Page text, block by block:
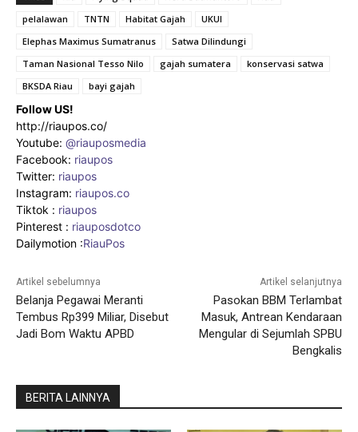
pelalawan
TNTN Habitat Gajah
UKUI
Elephas Maximus Sumatranus
Satwa Dilindungi
Taman Nasional Tesso Nilo
gajah sumatera
konservasi satwa
BKSDA Riau
bayi gajah
Follow US!
http://riaupos.co/
Youtube: @riauposmedia
Facebook: riaupos
Twitter: riaupos
Instagram: riaupos.co
Tiktok : riaupos
Pinterest : riauposdotco
Dailymotion :RiauPos
Artikel sebelumnya
Belanja Pegawai Meranti
Tembus Rp399 Miliar, Disebut
Jadi Bom Waktu APBD
Artikel selanjutnya
Pasokan BBM Terlambat
Masuk, Antrean Kendaraan
Mengular di Sejumlah SPBU
Bengkalis
BERITA LAINNYA